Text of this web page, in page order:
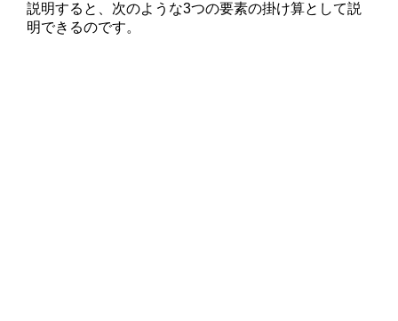
説明すると、次のような3つの要素の掛け算として説
明できるのです。